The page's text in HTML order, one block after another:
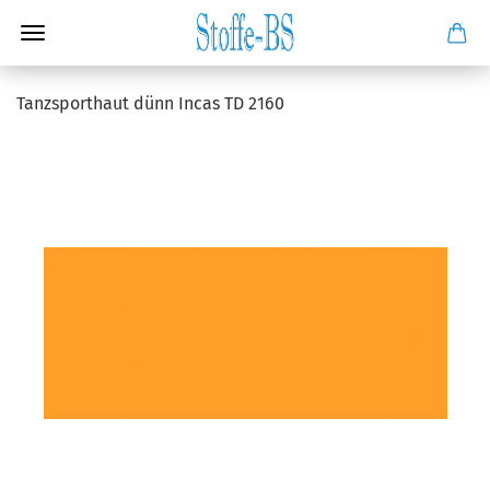
Tanzsporthaut dünn Incas TD 2160